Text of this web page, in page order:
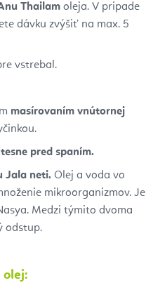
Thailam oleja. V pripade
dávku zvýšiť na max. 5
vstrebal.
masírovaním vnútornej
pred spaním.
Jala neti. Olej a voda vo
mikroorganizmov. Je
Medzi týmito dvoma
odstup.
olej: